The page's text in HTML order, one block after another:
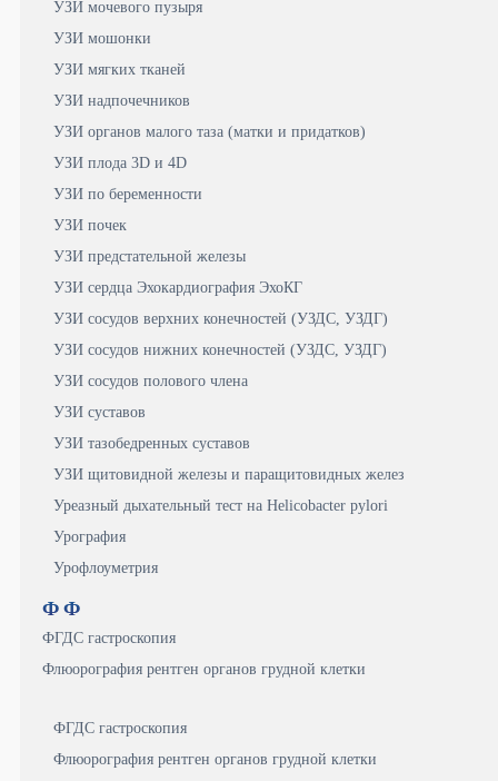
УЗИ мочевого пузыря
УЗИ мошонки
УЗИ мягких тканей
УЗИ надпочечников
УЗИ органов малого таза (матки и придатков)
УЗИ плода 3D и 4D
УЗИ по беременности
УЗИ почек
УЗИ предстательной железы
УЗИ сердца Эхокардиография ЭхоКГ
УЗИ сосудов верхних конечностей (УЗДС, УЗДГ)
УЗИ сосудов нижних конечностей (УЗДС, УЗДГ)
УЗИ сосудов полового члена
УЗИ суставов
УЗИ тазобедренных суставов
УЗИ щитовидной железы и паращитовидных желез
Уреазный дыхательный тест на Helicobacter pylori
Урография
Урофлоуметрия
Ф Ф
ФГДС гастроскопия
Флюорография рентген органов грудной клетки
ФГДС гастроскопия
Флюорография рентген органов грудной клетки